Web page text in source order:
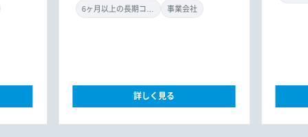
事業会社
詳しく見る